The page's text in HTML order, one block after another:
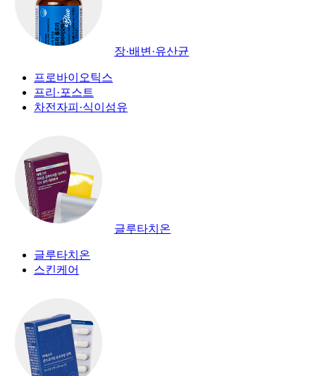
장·배변·유산균
프로바이오틱스
프리·포스트
차전자피·식이섬유
글루타치온
글루타치온
스킨케어